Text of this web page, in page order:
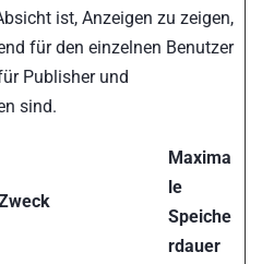
ist, Anzeigen zu zeigen,
für den einzelnen Benutzer
Publisher und
sind.
Maxima
le
Speiche
rdauer